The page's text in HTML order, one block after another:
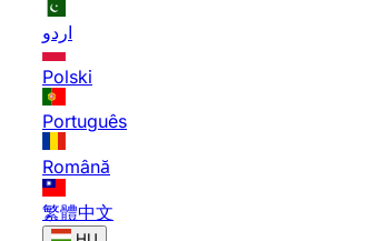
اردو
Polski
Português
Română
繁體中文